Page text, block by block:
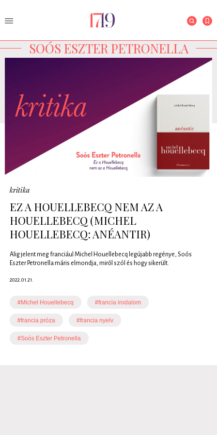
SOÓS ESZTER PETRONELLA
kritika
EZ A HOUELLEBECQ NEM AZ A
HOUELLEBECQ (MICHEL
HOUELLEBECQ: ANÉANTIR)
Alig jelent meg franciául Michel Houellebecq legújabb regénye, Soós
Eszter Petronella máris elmondja, miről szól és hogy sikerült.
2022.01.21.
#Michel Houellebecq #francia irodalom
#francia próza #francia nyelv
#Soós Eszter Petronella